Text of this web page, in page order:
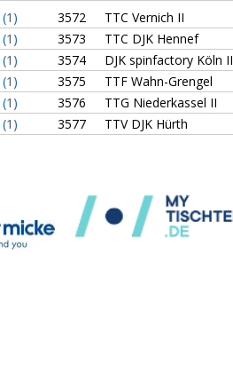
(1) 3572 TTC Vernich II
(1) 3573 TTC DJK Hennef
(1) 3574 DJK spinfactory Köln II
(1) 3575 TTF Wahn-Grengel
(1) 3576 TTG Niederkassel II
(1) 3577 TTV DJK Hürth